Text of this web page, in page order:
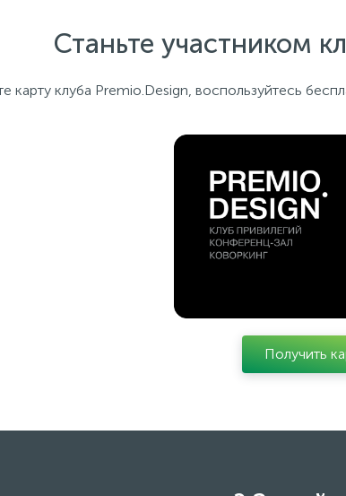
Станьте участником
карту клуба Premio.Design, воспользуйтесь
Получить